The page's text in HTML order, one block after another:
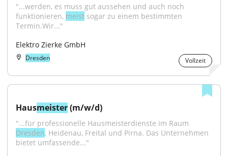
"...werden, es muss gut aussehen und auch noch
funktionieren, meist sogar zu einem bestimmten
Termin.Wir..."
Elektro Zierke GmbH
Dresden Vollzeit
Hausmeister (m/w/d)
Dresden, Heidenau, Freital und Pirna. Das Unternehmen
bietet umfassende..."